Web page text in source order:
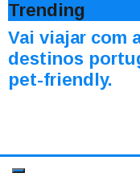
Trending
Vai viajar com
destinos
pet-friendly.